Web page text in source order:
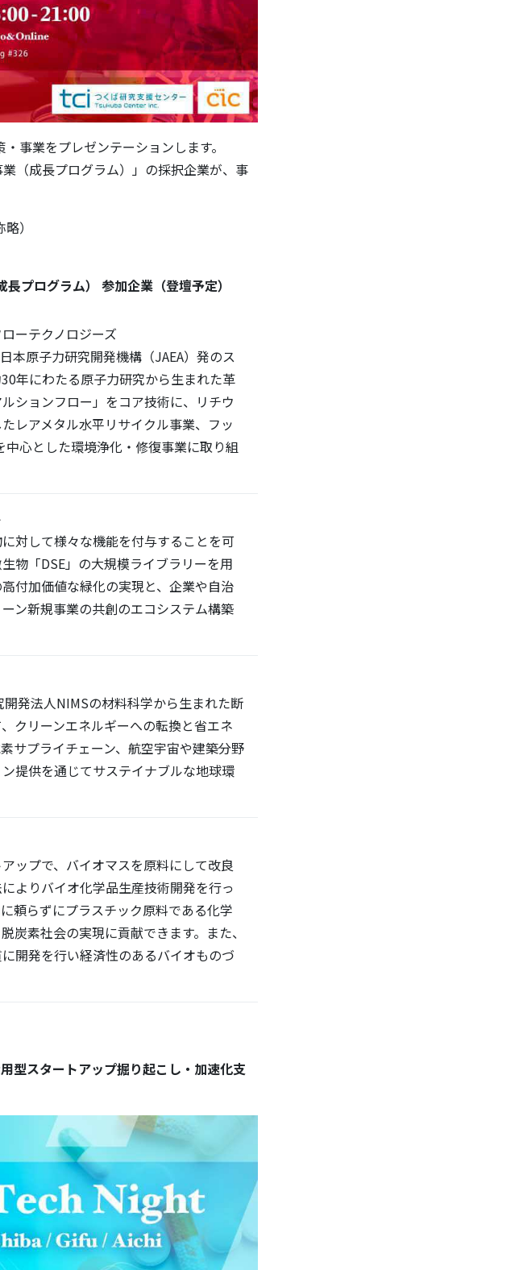
事業をプレゼンテーションします。
（成長プログラム）」の採択企業が、事
）
プログラム） 参加企業（登壇予定）
ーテクノロジーズ
本原子力研究開発機構（JAEA）発のス
年にわたる原子力研究から生まれた革
ションフロー」をコア技術に、リチウ
レアメタル水平リサイクル事業、フッ
中心とした環境浄化・修復事業に取り組
対して様々な機能を付与することを可
物「DSE」の大規模ライブラリーを用
付加価値な緑化の実現と、企業や自治
ン新規事業の共創のエコシステム構築
発法人NIMSの材料科学から生まれた断
クリーンエネルギーへの転換と省エネ
サプライチェーン、航空宇宙や建築分野
提供を通じてサステイナブルな地球環
ップで、バイオマスを原料にして改良
よりバイオ化学品生産技術開発を行っ
頼らずにプラスチック原料である化学
炭素社会の実現に貢献できます。また、
開発を行い経済性のあるバイオものづ
スタートアップ掘り起こし・加速化支